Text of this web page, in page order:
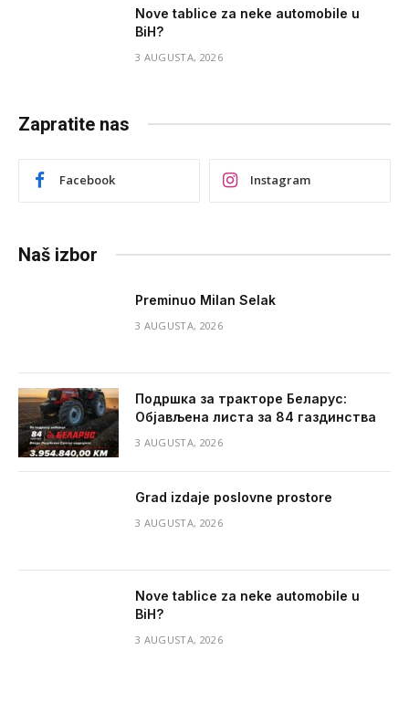
Nove tablice za neke automobile u
BiH?
3 AUGUSTA, 2026
Zapratite nas
Facebook Instagram
Naš izbor
Preminuo Milan Selak
3 AUGUSTA, 2026
Подршка за тракторе Беларус:
Објављена листа за 84 газдинства
3 AUGUSTA, 2026
Grad izdaje poslovne prostore
3 AUGUSTA, 2026
Nove tablice za neke automobile u
BiH?
3 AUGUSTA, 2026